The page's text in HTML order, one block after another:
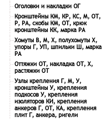
Оголовки и накладки ОГ
Кронштейны КМ, КР, КС, М, ОТ,
Р, РА, скобы КМ, ОТ, крюк
кронштейны КК, марка РА
Хомуты В, М, Х, полухомуты Х,
упоры Г, УП, шпильки Ш, марка
РА
Оттяжки ОТ, накладка ОТ, Х,
растяжки ОТ
Узлы крепления Г, М, У,
кронштейны У, крепления
подкосов У, крепления
изоляторов КИ, крепления
анкеров Г, ОТ, КА, крепления
плит Г, анкера, ригели